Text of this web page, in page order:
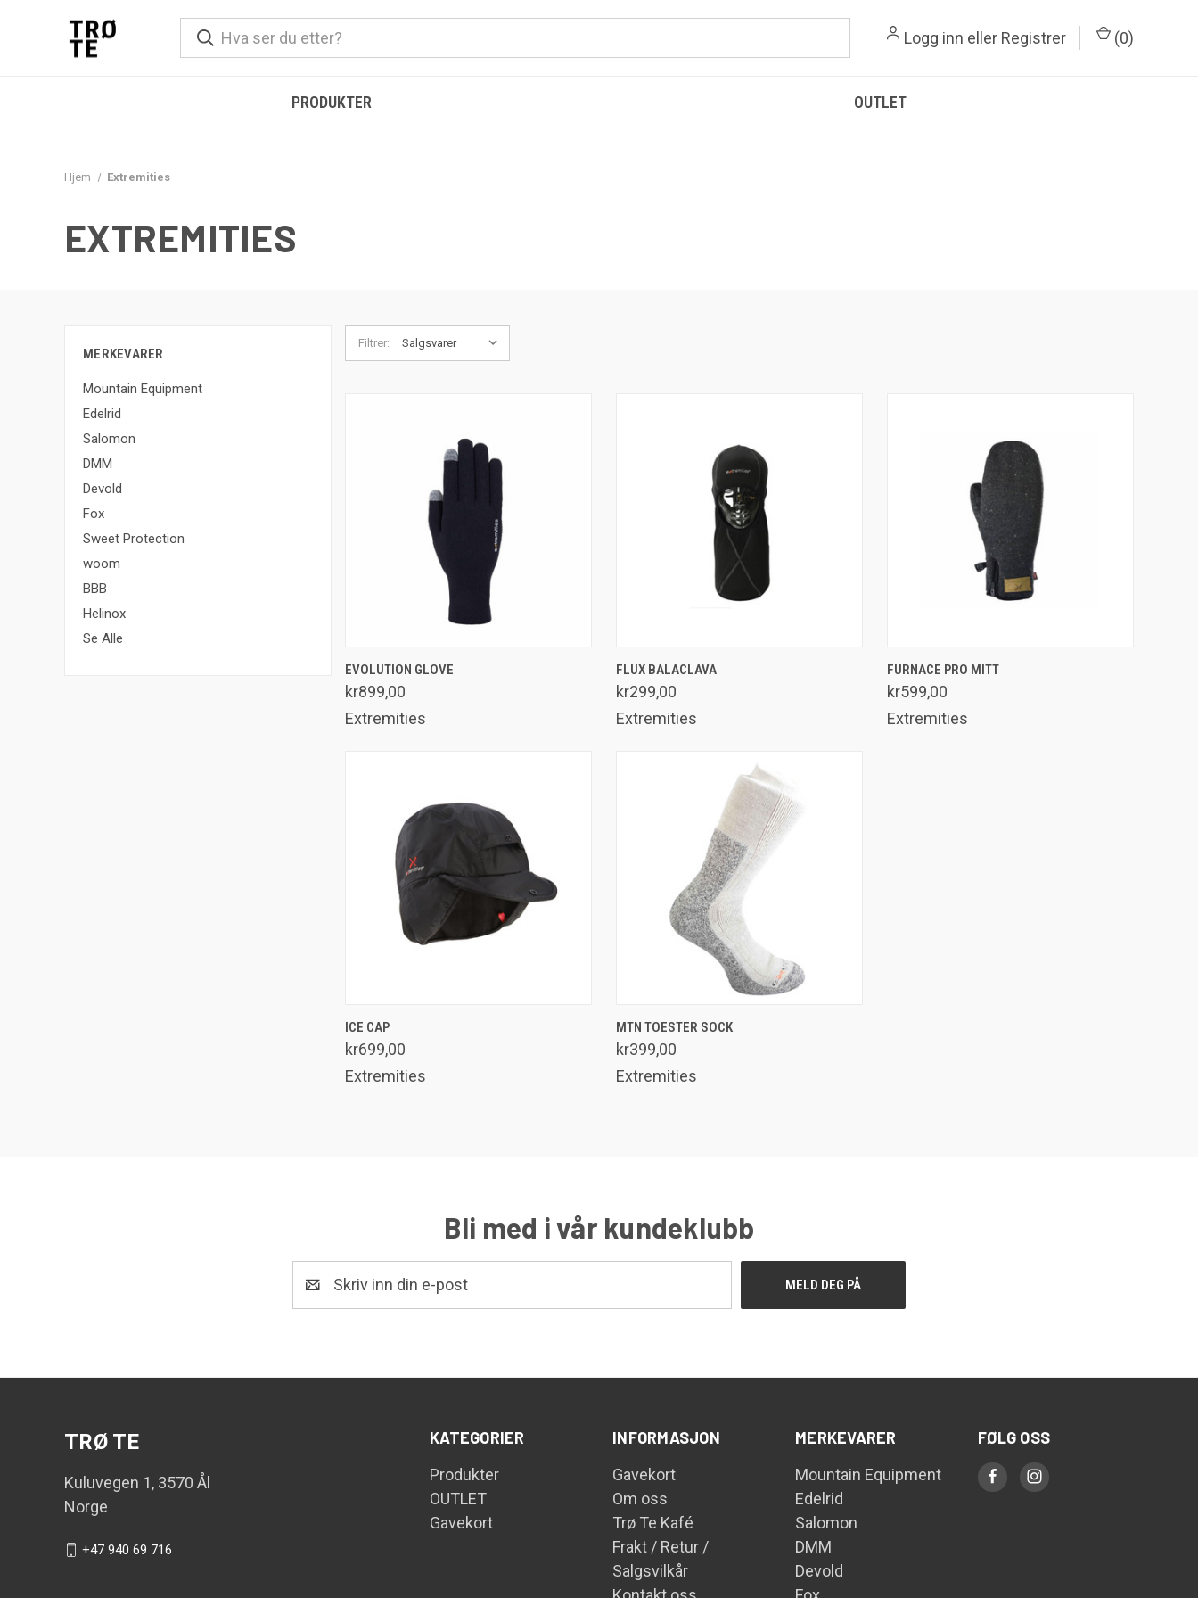
Logg inn eller Registrer (0)
PRODUKTER OUTLET
Hjem Extremities
EXTREMITIES
MERKEVARER
Mountain Equipment
Edelrid
Salomon
DMM
Devold
Fox
Sweet Protection
woom
BBB
Helinox
Se Alle
Filtrer:
Sammenlign
EVOLUTION GLOVE
kr899,00
Extremities
Sammenlign
FLUX BALACLAVA
kr299,00
Extremities
Sammenlign
FURNACE PRO MITT
kr599,00
Extremities
Sammenlign
ICE CAP
kr699,00
Extremities
Sammenlign
MTN TOESTER SOCK
kr399,00
Extremities
Bli med i vår kundeklubb
KATEGORIER
Produkter
OUTLET
Gavekort
INFORMASJON
Gavekort
Om oss
Trø Te Kafé
Frakt / Retur /
Salgsvilkår
MERKEVARER
Mountain Equipment
Edelrid
Salomon
DMM
Devold
FØLG OSS
TRØ TE
Kuluvegen 1, 3570 Ål
Norge
+47 940 69 716